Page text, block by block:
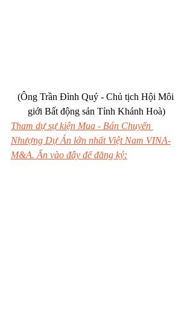
(Ông Trần Đình Quý - Chủ tịch Hội Môi
giới Bất động sản Tỉnh Khánh Hoà)
Tham dự sự kiện Mua - Bán Chuyển
Nhượng Dự Án lớn nhất Việt Nam VINA-
M&A. Ấn vào đây để đăng ký: